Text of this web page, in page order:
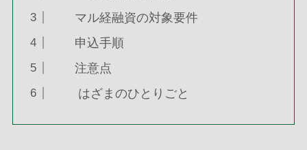
マル経融資の対象要件
申込手順
注意点
はざまのひとりごと